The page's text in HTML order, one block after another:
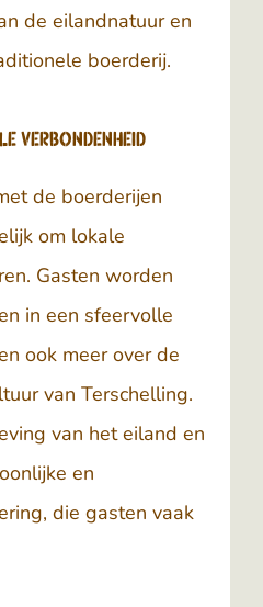
de eilandnatuur en
boerderij.
verbondenheid
de boerderijen
om lokale
Gasten worden
in een sfeervolle
ook meer over de
van Terschelling.
van het eiland en
en
die gasten vaak